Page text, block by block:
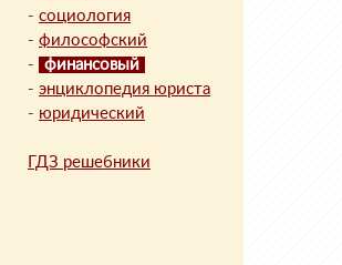
- социология
- философский
-
финансовый
- энциклопедия юриста
- юридический
ГДЗ решебники